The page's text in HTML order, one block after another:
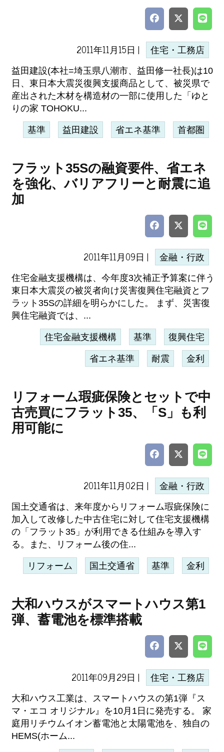
2011年11月15日 | 住宅・工務店
益田建設(本社=埼玉県八潮市、益田修一社長)は10
日、東日本大震災復興支援商品として、被災県で
産出された木材を構造材の一部に使用した「ゆと
りの家 TOHOKU...
基準 益田建設 省エネ基準 首都圏
フラット35Sの融資要件、省エネ
を強化、バリアフリーと耐震に追
加
2011年11月09日 | 金融・行政
住宅金融支援機構は、今年度3次補正予算案に伴う
東日本大震災の被災者向け災害復興住宅融資とフ
ラット35Sの詳細を明らかにした。 まず、災害復
興住宅融資では、...
住宅金融支援機構 基準 復興住宅
省エネ基準 耐震 金利
リフォーム瑕疵保険とセットで中
古売買にフラット35、「S」も利
用可能に
2011年11月02日 | 金融・行政
国土交通省は、来年度からリフォーム瑕疵保険に
加入して改修した中古住宅に対して住宅支援機構
の「フラット35」が利用できる仕組みを導入す
る。また、リフォーム後の住...
リフォーム 国土交通省 基準 金利
大和ハウスがスマートハウス第1
弾、蓄電池を標準搭載
2011年09月29日 | 住宅・工務店
大和ハウス工業は、スマートハウスの第1弾『ス
マ・エコ オリジナル』を10月1日に発売する。 家
庭用リチウムイオン蓄電池と太陽電池を、独自の
HEMS(ホーム...